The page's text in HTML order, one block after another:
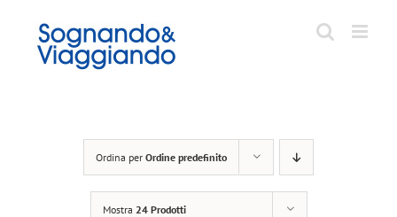
contenuto
Ordina per Ordine predefinito
Mostra 24 Prodotti